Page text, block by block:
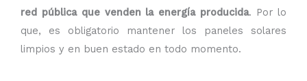
red pública que venden la energía producida. Por lo
que, es obligatorio mantener los paneles solares
limpios y en buen estado en todo momento.